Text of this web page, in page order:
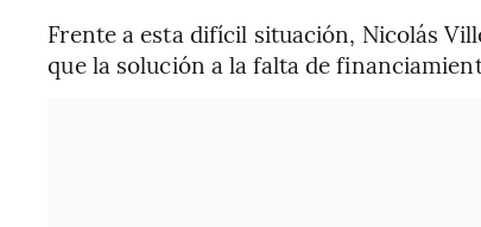
Frente a esta difícil situación, Nicolás
que la solución a la falta de